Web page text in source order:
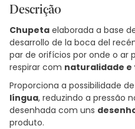
Descrição
Chupeta elaborada a base
desarrollo de la boca del
par de orifícios por onde o ar
respirar com naturalidade e
Proporciona a possibilidade
língua, reduzindo a pressão
desenhada com uns
produto.